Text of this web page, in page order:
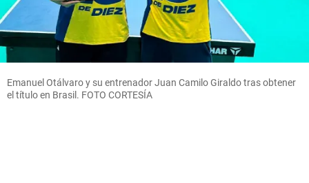
Emanuel Otálvaro y su entrenador Juan Camilo Giraldo tras obtener
el título en Brasil. FOTO CORTESÍA